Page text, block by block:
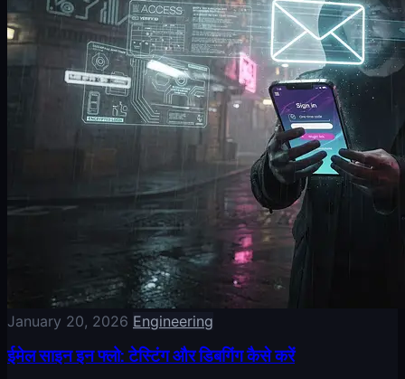
January 20, 2026 Engineering
ईमेल साइन इन फ्लो: टेस्टिंग और डिबगिंग कैसे करें